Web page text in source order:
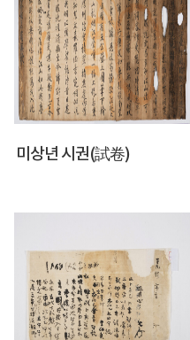
미상년 시권(試卷)